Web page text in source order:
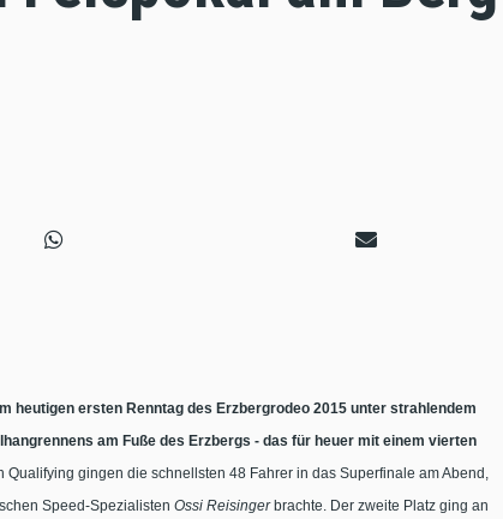
heutigen ersten Renntag des Erzbergrodeo 2015 unter strahlendem
am Fuße des Erzbergs - das für heuer mit einem vierten
Qualifying gingen die schnellsten 48 Fahrer in das Superfinale am Abend,
Speed-Spezialisten Ossi Reisingerbrachte. Der zweite Platz ging an